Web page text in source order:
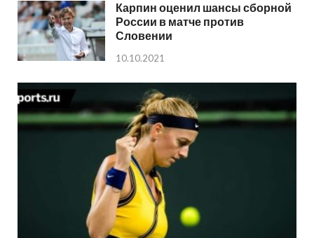
Карпин оценил шансы сборной
России в матче против
Словении
10.10.2021